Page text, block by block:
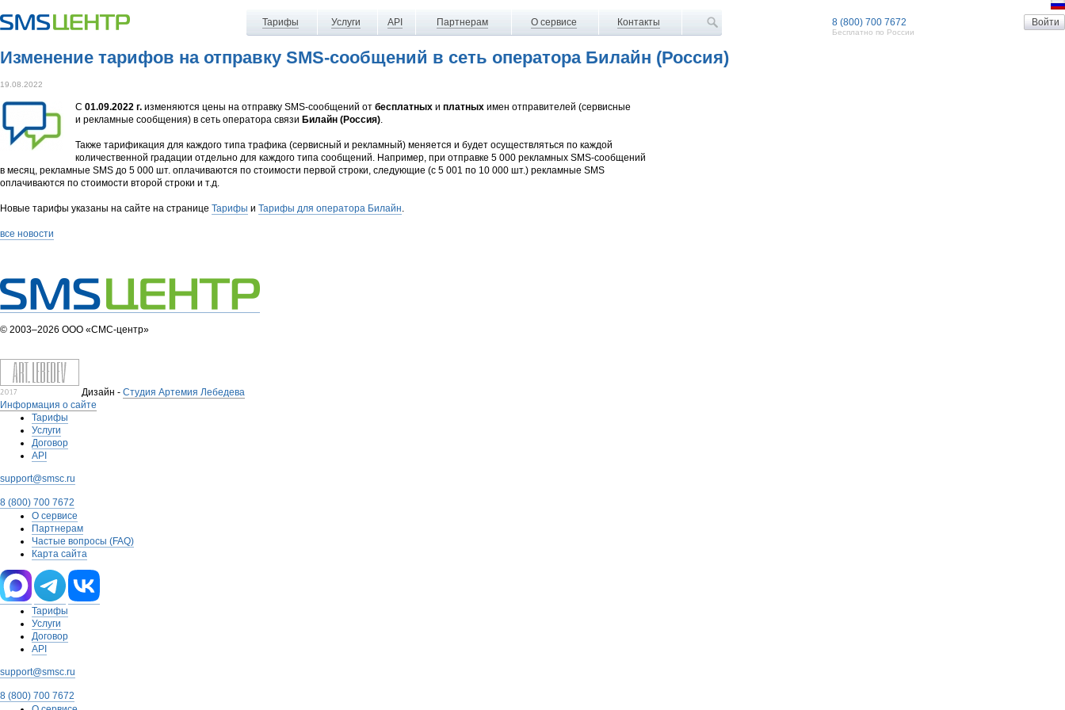
Тарифы Услуги API Партнерам О сервисе Контакты 8 (800) 700 7672
Бесплатно по России
Изменение тарифов на отправку SMS-сообщений в сеть оператора Билайн (Россия)
19.08.2022
С 01.09.2022 г. изменяются цены на отправку SMS-сообщений от бесплатных и платных имен отправителей (сервисные
и рекламные сообщения) в сеть оператора связи Билайн (Россия).
Также тарификация для каждого типа трафика (сервисный и рекламный) меняется и будет осуществляться по каждой
количественной градации отдельно для каждого типа сообщений. Например, при отправке 5 000 рекламных SMS-сообщений
в месяц, рекламные SMS до 5 000 шт. оплачиваются по стоимости первой строки, следующие (с 5 001 по 10 000 шт.) рекламные SMS
оплачиваются по стоимости второй строки и т.д.
Новые тарифы указаны на сайте на странице Тарифы и Тарифы для оператора Билайн.
все новости
© 2003–2026 ООО «СМС-центр»
Дизайн - Студия Артемия Лебедева
Информация о сайте
Тарифы
Услуги
Договор
API
support@smsc.ru
8 (800) 700 7672
О сервисе
Партнерам
Частые вопросы (FAQ)
Карта сайта
Тарифы
Услуги
Договор
API
support@smsc.ru
8 (800) 700 7672